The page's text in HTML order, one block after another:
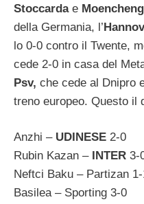
Stoccardae
della Germania, l’
lo 0-0 contro il Twente,
cede 2-0 in casa del
Psv, che cede al Dnipro
treno europeo. Questo il
Anzhi – UDINESE 2-0
Rubin Kazan –
INTER 3-
Neftci Baku – Partizan
Basilea – Sporting 3-0